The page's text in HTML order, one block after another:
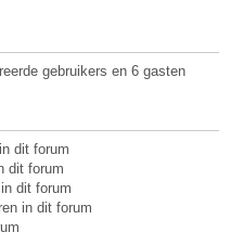
gebruikers en 6 gasten
dit forum
dit forum
dit forum
in dit forum